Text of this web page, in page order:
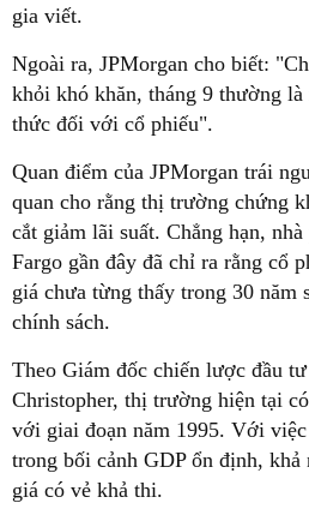
gia viết.
Ngoài ra, JPMorgan cho biết:
khỏi khó khăn, tháng 9 thường
thức đối với cổ phiếu".
Quan điểm của JPMorgan trái
quan cho rằng thị trường chứng
cắt giảm lãi suất. Chẳng hạn,
Fargo gần đây đã chỉ ra rằng cổ
giá chưa từng thấy trong 30 năm
chính sách.
Theo Giám đốc chiến lược đầu
Christopher, thị trường hiện tại
với giai đoạn năm 1995. Với
trong bối cảnh GDP ổn định, khả
giá có vẻ khả thi.